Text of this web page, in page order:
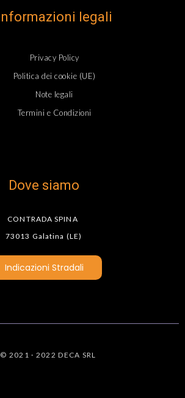
Informazioni legali
Privacy Policy
Politica dei cookie (UE)
Note legali
Termini e Condizioni
Dove siamo
CONTRADA SPINA
73013 Galatina (LE)
Indicazioni Stradali
© 2021 · 2022 DECA SRL